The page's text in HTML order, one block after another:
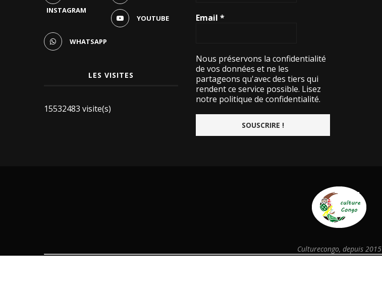
INSTAGRAM
YOUTUBE
WHATSAPP
LES VISITES
15532483 visite(s)
Email*
Nous préservons la confidentialité
de vos données et ne les
partageons qu'avec des tiers qui
rendent ce service possible. Lisez
notre politique de confidentialité.
Culturecongo, depuis 2015